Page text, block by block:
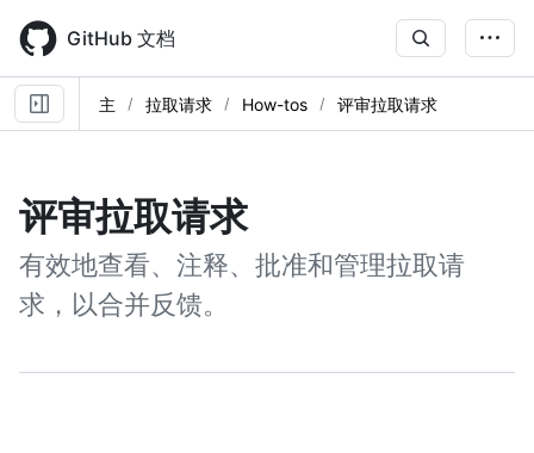
main
content
GitHub 文档
主 拉取请求 How-tos 评审拉取请求
评审拉取请求
有效地查看、注释、批准和管理拉取请
求，以合并反馈。